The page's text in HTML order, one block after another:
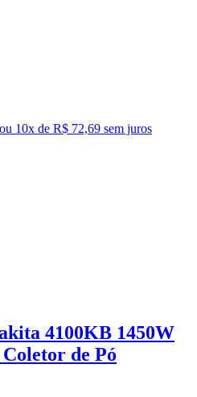
ou 10x de R$ 72,69 sem juros
4100KB 1450W
de Pó